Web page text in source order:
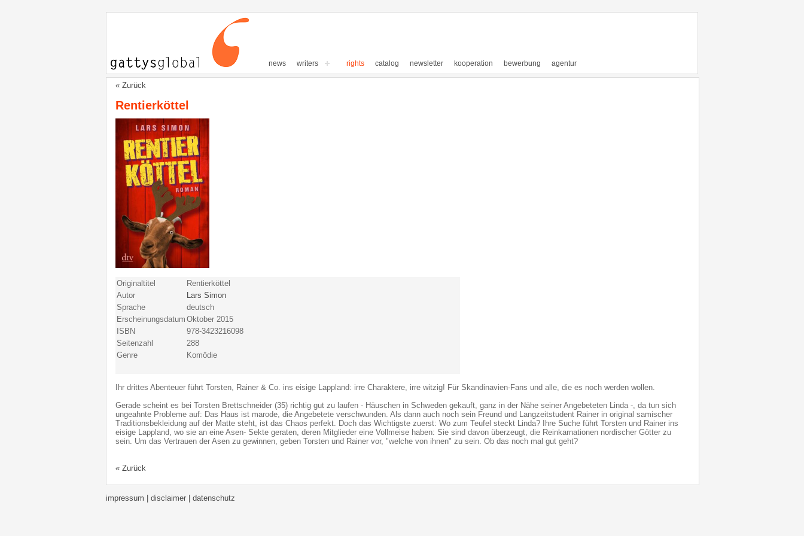
news writers rights catalog newsletter kooperation bewerbung agentur
« Zurück
Rentierköttel
Originaltitel
Rentierköttel
Autor
Lars Simon
Sprache
deutsch
Erscheinungsdatum Oktober 2015
ISBN
978-3423216098
Seitenzahl
288
Genre
Komödie
Ihr drittes Abenteuer führt Torsten, Rainer & Co. ins eisige Lappland: irre Charaktere, irre witzig! Für Skandinavien-Fans und alle, die es noch werden wollen.
Gerade scheint es bei Torsten Brettschneider (35) richtig gut zu laufen - Häuschen in Schweden gekauft, ganz in der Nähe seiner Angebeteten Linda -, da tun sich
ungeahnte Probleme auf: Das Haus ist marode, die Angebetete verschwunden. Als dann auch noch sein Freund und Langzeitstudent Rainer in original samischer
Traditionsbekleidung auf der Matte steht, ist das Chaos perfekt. Doch das Wichtigste zuerst: Wo zum Teufel steckt Linda? Ihre Suche führt Torsten und Rainer ins
eisige Lappland, wo sie an eine Asen- Sekte geraten, deren Mitglieder eine Vollmeise haben: Sie sind davon überzeugt, die Reinkarnationen nordischer Götter zu
sein. Um das Vertrauen der Asen zu gewinnen, geben Torsten und Rainer vor, "welche von ihnen" zu sein. Ob das noch mal gut geht?
« Zurück
impressum | disclaimer | datenschutz